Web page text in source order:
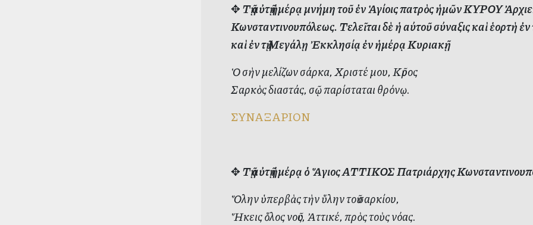
✥Τῇ αὐτῇ ἡμέρᾳ μνήμη τοῦ ἐν Ἁγίοις πατρὸς ἡμῶν ΚΥΡΟΥ
Κωνσταντινουπόλεως. Τελεῖται δὲ ἡ αύτοῦ σύναξις καὶ ἑορτὴ
καὶ ἐν τῇ Μεγάλῃ Ἐκκλησίᾳ ἐν ἡμέρᾳ Κυριακῇ.
Ὁ σὴν μελίζων σάρκα, Χριστέ μου, Κῦρος
Σαρκὸς διαστάς, σῷ παρίσταται θρόνῳ.
ΣΥΝΑΞΑΡΙΟΝ
✥Τῇ αὐτῇ ἡμέρᾳ ὁ Ἅγιος ΑΤΤΙΚΟΣ Πατριάρχης
Ὅλην ὑπερβὰς τὴν ὕλην τοῦ σαρκίου,
Ἥκεις ὅλος νοῦς, Ἀττικέ, πρὸς τοὺς νόας.